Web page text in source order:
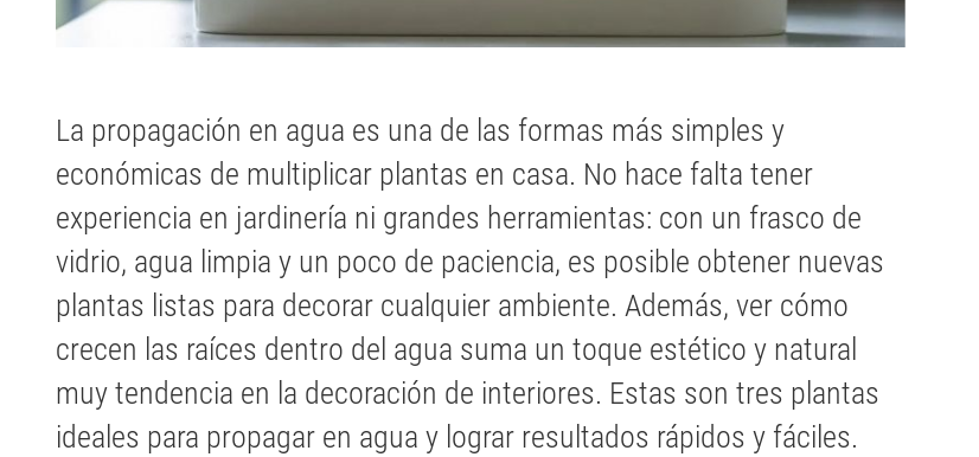
La propagación en agua es una de las formas más simples y
económicas de multiplicar plantas en casa. No hace falta tener
experiencia en jardinería ni grandes herramientas: con un frasco de
vidrio, agua limpia y un poco de paciencia, es posible obtener nuevas
plantas listas para decorar cualquier ambiente. Además, ver cómo
crecen las raíces dentro del agua suma un toque estético y natural
muy tendencia en la decoración de interiores. Estas son tres plantas
ideales para propagar en agua y lograr resultados rápidos y fáciles.